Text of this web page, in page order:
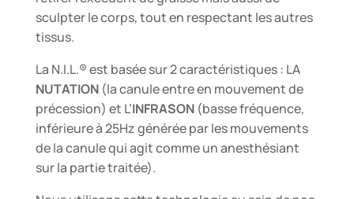
sculpter le corps, tout en respectant les autres
tissus.
La N.I.L.® est basée sur 2 caractéristiques : LA
NUTATION(la canule entre en mouvement de
précession) et L’INFRASON(basse fréquence,
inférieure à 25Hz générée par les mouvements
de la canule qui agit comme un anesthésiant
sur la partie traitée).